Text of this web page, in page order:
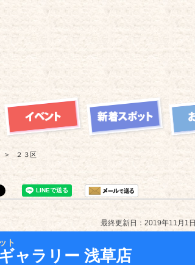
２３区
最終更新日：2019年11月1日
ト
ャラリー 浅草店